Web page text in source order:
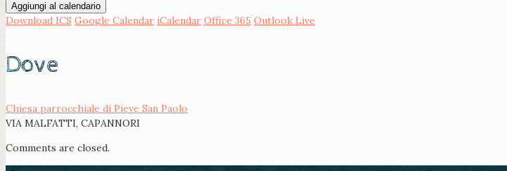
Aggiungi al calendario
Download ICS Google Calendar iCalendar Office 365 Outlook Live
Dove
Chiesa parrocchiale di Pieve San Paolo
VIA MALFATTI, CAPANNORI
Comments are closed.